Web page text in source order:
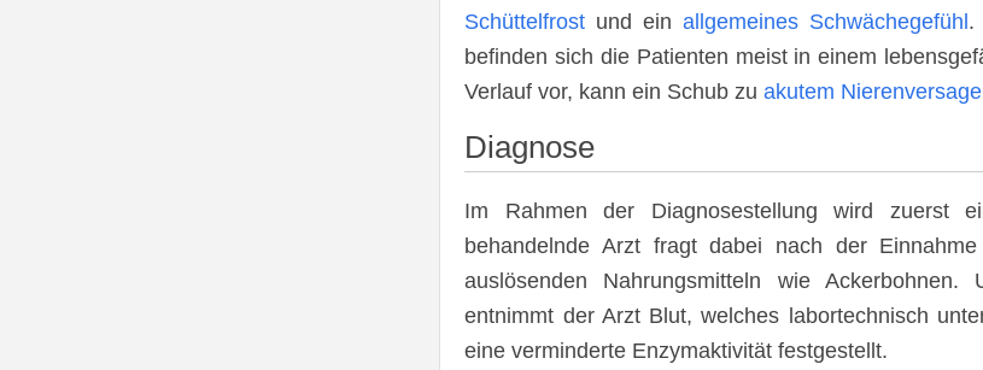
Schüttelfrost und ein allgemeines Schwächegefühl.
befinden sich die Patienten meist in einem
Verlauf vor, kann ein Schub zuakutem
Diagnose
Im Rahmen der Diagnosestellung wird zuerst
behandelnde Arzt fragt dabei nach der
auslösenden Nahrungsmitteln wie
entnimmt der Arzt Blut, welches labortechnisch
eine verminderte Enzymaktivität festgestellt.